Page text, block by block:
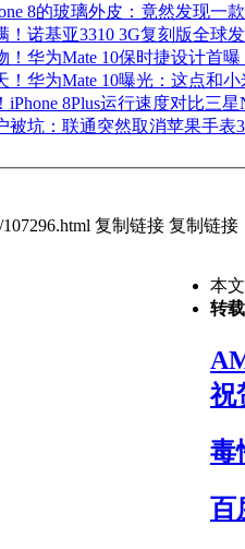
8的玻璃外皮：竟然发现一款
！诺基亚3310 3G复刻版全球
！华为Mate 10保时捷设计首
！华为Mate 10曝光：这点和
iPhone 8Plus运行速度对比三星
被坑：联通突然取消苹果手表
复制链接 复制链接
本
转
祝
毒
百